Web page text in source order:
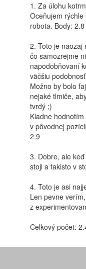
1. Za úlohu
Oceňujem
robota. Body: 2.8
2. Toto je naozaj
čo samozrejme
napodobňovaní
väčšiu
Možno by bolo
nejaké tlmiče,
tvrdý ;)
Kladne
v pôvodnej
2.9
3. Dobre, ale
stoji a takisto v
4. Toto je asi
Len pevne
z
Celkový počet: